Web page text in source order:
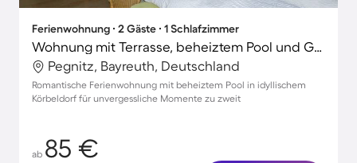
Ferienwohnung ∙ 2 Gäste ∙ 1 Schlafzimmer
Wohnung mit Terrasse, beheiztem Pool und Grill
Pegnitz, Bayreuth, Deutschland
Romantische Ferienwohnung mit beheiztem Pool in idyllischem
Körbeldorf für unvergessliche Momente zu zweit
ab 85 €